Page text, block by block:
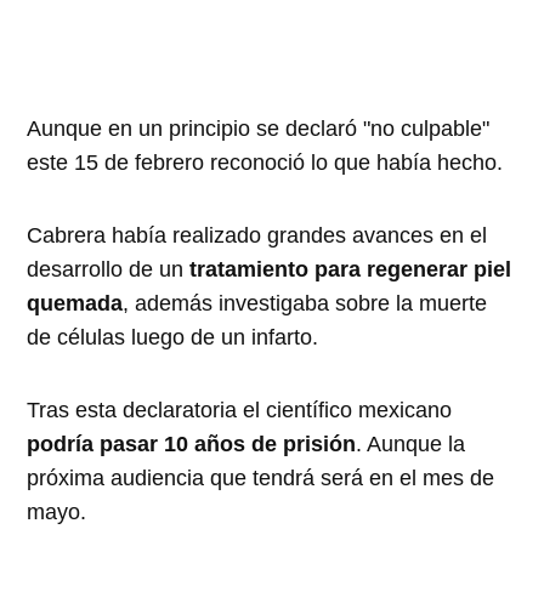
Aunque en un principio se declaró "no culpable"
este 15 de febrero reconoció lo que había hecho.
Cabrera había realizado grandes avances en el
desarrollo de untratamiento para regenerar piel
quemada, además investigaba sobre la muerte
de células luego de un infarto.
Tras esta declaratoria el científico mexicano
podría pasar 10 años de prisión. Aunque la
próxima audiencia que tendrá será en el mes de
mayo.